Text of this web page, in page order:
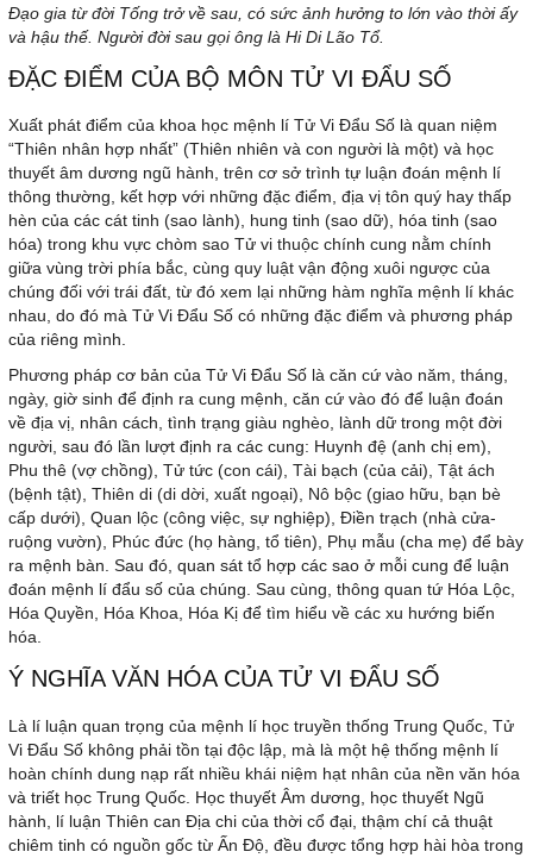
Đạo gia từ đời Tống trở về sau, có sức ảnh hưởng to lớn vào thời ấy
và hậu thế. Người đời sau gọi ông là Hi Di Lão Tổ.
ĐẶC ĐIỂM CỦA BỘ MÔN TỬ VI ĐẨU SỐ
Xuất phát điểm của khoa học mệnh lí Tử Vi Đẩu Số là quan niệm
“Thiên nhân hợp nhất” (Thiên nhiên và con người là một) và học
thuyết âm dương ngũ hành, trên cơ sở trình tự luận đoán mệnh lí
thông thường, kết hợp với những đặc điểm, địa vị tôn quý hay thấp
hèn của các cát tinh (sao lành), hung tinh (sao dữ), hóa tinh (sao
hóa) trong khu vực chòm sao Tử vi thuộc chính cung nằm chính
giữa vùng trời phía bắc, cùng quy luật vận động xuôi ngược của
chúng đối với trái đất, từ đó xem lại những hàm nghĩa mệnh lí khác
nhau, do đó mà Tử Vi Đẩu Số có những đặc điểm và phương pháp
của riêng mình.
Phương pháp cơ bản của Tử Vi Đẩu Số là căn cứ vào năm, tháng,
ngày, giờ sinh để định ra cung mệnh, căn cứ vào đó để luận đoán
về địa vị, nhân cách, tình trạng giàu nghèo, lành dữ trong một đời
người, sau đó lần lượt định ra các cung: Huynh đệ (anh chị em),
Phu thê (vợ chồng), Tử tức (con cái), Tài bạch (của cải), Tật ách
(bệnh tật), Thiên di (di dời, xuất ngoại), Nô bộc (giao hữu, bạn bè
cấp dưới), Quan lộc (công việc, sự nghiệp), Điền trạch (nhà cửa-
ruộng vườn), Phúc đức (họ hàng, tổ tiên), Phụ mẫu (cha mẹ) để bày
ra mệnh bàn. Sau đó, quan sát tổ hợp các sao ở mỗi cung để luận
đoán mệnh lí đẩu số của chúng. Sau cùng, thông quan tứ Hóa Lộc,
Hóa Quyền, Hóa Khoa, Hóa Kị để tìm hiểu về các xu hướng biến
hóa.
Ý NGHĨA VĂN HÓA CỦA TỬ VI ĐẨU SỐ
Là lí luận quan trọng của mệnh lí học truyền thống Trung Quốc, Tử
Vi Đẩu Số không phải tồn tại độc lập, mà là một hệ thống mệnh lí
hoàn chính dung nạp rất nhiều khái niệm hạt nhân của nền văn hóa
và triết học Trung Quốc. Học thuyết Âm dương, học thuyết Ngũ
hành, lí luận Thiên can Địa chi của thời cổ đại, thậm chí cả thuật
chiêm tinh có nguồn gốc từ Ấn Độ, đều được tổng hợp hài hòa trong